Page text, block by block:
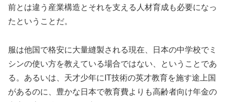
前とは違う産業構造とそれを支える人材育成も必要になっ
たということだ。
服は他国で格安に大量縫製される現在、日本の中学校でミ
シンの使い方を教えている場合ではない、ということであ
る。あるいは、天才少年にIT技術の英才教育を施す途上国
があるのに、豊かな日本で教育費よりも高齢者向け年金の